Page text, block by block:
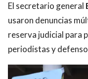
El secretario general
usaron denuncias
reserva judicial para
periodistas y